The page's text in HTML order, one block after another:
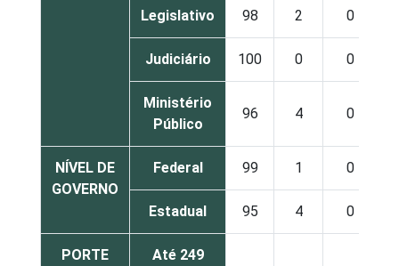
Legislativo 98 2 0
Judiciário 100 0 0
Ministério
Público
96 4 0
NÍVEL DE
GOVERNO
Federal 99 1 0
Estadual 95 4 0
PORTE
Até 249